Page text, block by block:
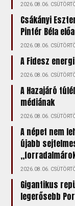
2026.08.06.
Csákányi
Pintér Béla
2026.08.06.
A Fidesz
2026.08.06.
A Hazajáró
médiának
2026.08.06.
A népet nem
újabb
2026.08.06.
Gigantikus
legerősebb